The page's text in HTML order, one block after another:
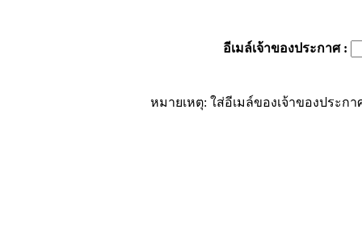
อีเมล์เจ้าของประกาศ:
หมายเหตุ: ใส่อีเมล์ของเจ้าของประก